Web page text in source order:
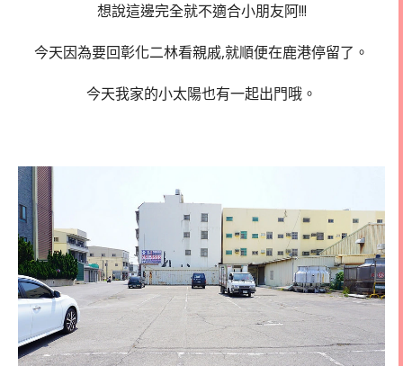
想說這邊完全就不適合小朋友阿!!!
今天因為要回彰化二林看親戚,就順便在鹿港停留了。
今天我家的小太陽也有一起出門哦。